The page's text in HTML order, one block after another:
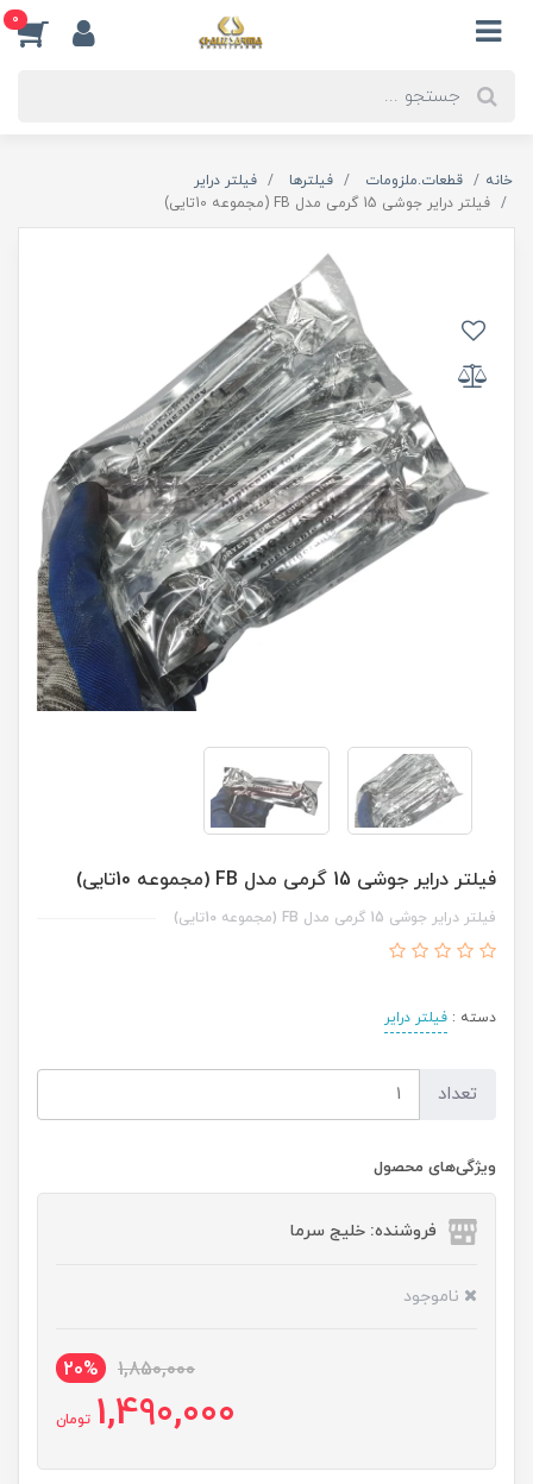
0
خانه قطعات.ملزومات فیلترها
فیلتر درایر
فیلتر درایر جوشی 15 گرمی مدل FB (مجموعه 10تایی)
فیلتر درایر جوشی 15 گرمی مدل FB (مجموعه 10تایی)
فیلتر درایر جوشی 15 گرمی مدل FB (مجموعه 10تایی)
دسته : فیلتر درایر
تعداد
ویژگی‌های محصول
فروشنده: خلیج سرما
ناموجود
1,850,000
20%
1,490,000 تومان